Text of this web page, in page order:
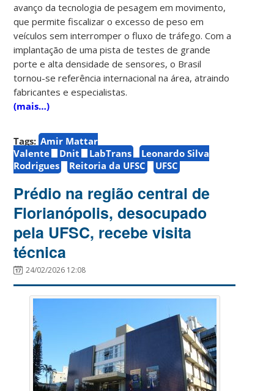
avanço da tecnologia de pesagem em movimento,
que permite fiscalizar o excesso de peso em
veículos sem interromper o fluxo de tráfego. Com a
implantação de uma pista de testes de grande
porte e alta densidade de sensores, o Brasil
tornou-se referência internacional na área, atraindo
fabricantes e especialistas.
(mais…)
Tags: Amir Mattar
Valente
Dnit LabTrans
Leonardo Silva
Rodrigues
Reitoria da UFSC UFSC
Prédio na região central de
Florianópolis, desocupado
pela UFSC, recebe visita
técnica
24/02/2026 12:08